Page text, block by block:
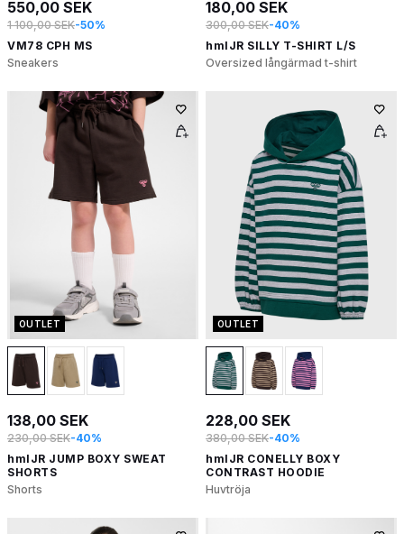
550,00 SEK
1 100,00 SEK-50%
VM78 CPH MS
Sneakers
180,00 SEK
300,00 SEK-40%
hmlJR SILLY T-SHIRT L/S
Oversized långärmad t-shirt
OUTLET
138,00 SEK
230,00 SEK-40%
hmlJR JUMP BOXY SWEAT
SHORTS
Shorts
OUTLET
228,00 SEK
380,00 SEK-40%
hmlJR CONELLY BOXY
CONTRAST HOODIE
Huvtröja